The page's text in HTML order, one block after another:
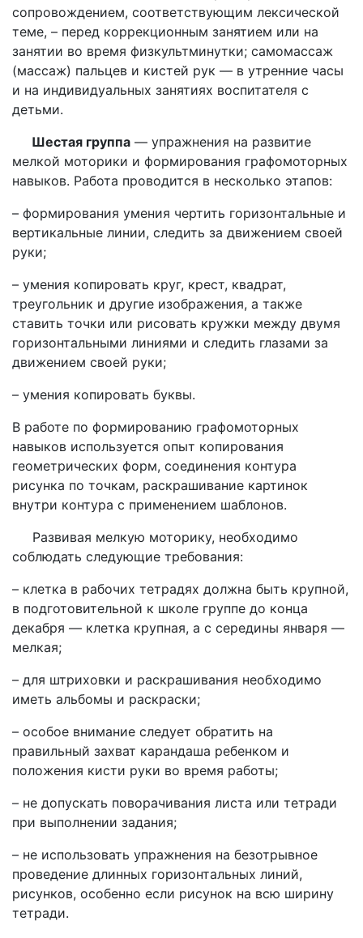
сопровождением, соответствующим лексической
теме, – перед коррекционным занятием или на
занятии во время физкультминутки; самомассаж
(массаж) пальцев и кистей рук — в утренние часы
и на индивидуальных занятиях воспитателя с
детьми.
Шестая группа — упражнения на развитие
мелкой моторики и формирования графомоторных
навыков. Работа проводится в несколько этапов:
– формирования умения чертить горизонтальные и
вертикальные линии, следить за движением своей
руки;
– умения копировать круг, крест, квадрат,
треугольник и другие изображения, а также
ставить точки или рисовать кружки между двумя
горизонтальными линиями и следить глазами за
движением своей руки;
– умения копировать буквы.
В работе по формированию графомоторных
навыков используется опыт копирования
геометрических форм, соединения контура
рисунка по точкам, раскрашивание картинок
внутри контура с применением шаблонов.
Развивая мелкую моторику, необходимо
соблюдать следующие требования:
– клетка в рабочих тетрадях должна быть крупной,
в подготовительной к школе группе до конца
декабря — клетка крупная, а с середины января —
мелкая;
– для штриховки и раскрашивания необходимо
иметь альбомы и раскраски;
– особое внимание следует обратить на
правильный захват карандаша ребенком и
положения кисти руки во время работы;
– не допускать поворачивания листа или тетради
при выполнении задания;
– не использовать упражнения на безотрывное
проведение длинных горизонтальных линий,
рисунков, особенно если рисунок на всю ширину
тетради.